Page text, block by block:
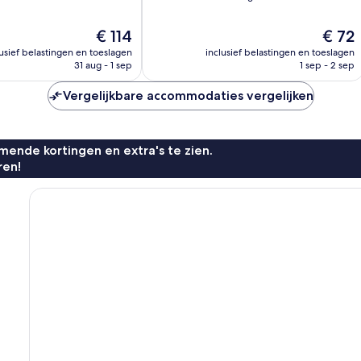
De
prijs
is
€ 114
belastingen en toeslagen
31 aug - 1 sep
De
prijs
€ 72
inclusief belastingen en toeslagen
1 sep - 2 sep
Vergelijkbare accommodaties vergelijken
kortingen en extra's te zien.